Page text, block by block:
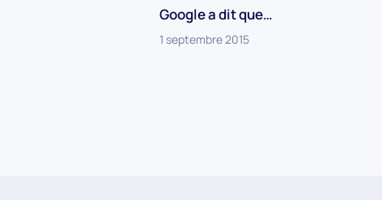
Google a dit que…
1 septembre 2015